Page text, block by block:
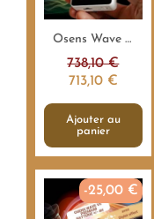
Aperçu rapideOsens Wave V5 - Standard 55.000Hz - 4H - Emetteur fréquences
738,10 €
713,10 €
Ajouter au
panier
-25,00 €